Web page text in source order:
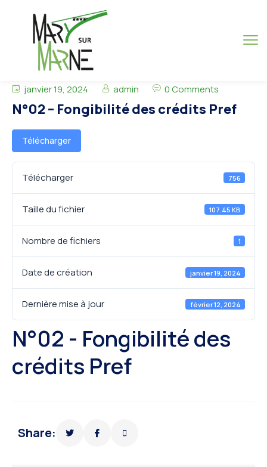
janvier 19, 2024 admin 0 Comments
N°02 – Fongibilité des crédits Pref
Télécharger
Télécharger 756
Taille du fichier 107.45 KB
Nombre de fichiers 1
Date de création janvier 19, 2024
Dernière mise à jour février 12, 2024
N°02 - Fongibilité des
crédits Pref
Share: